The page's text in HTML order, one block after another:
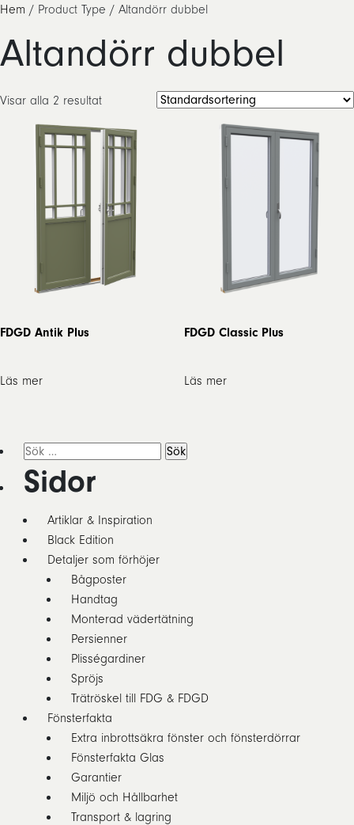
Hem / Product Type / Altandörr dubbel
Altandörr dubbel
Visar alla 2 resultat
FDGD Antik Plus
Läs mer
FDGD Classic Plus
Läs mer
Sök
efter:
Sidor
Artiklar & Inspiration
Black Edition
Detaljer som förhöjer
Bågposter
Handtag
Monterad vädertätning
Persienner
Plisségardiner
Spröjs
Trätröskel till FDG & FDGD
Fönsterfakta
Extra inbrottsäkra fönster och fönsterdörrar
Fönsterfakta Glas
Garantier
Miljö och Hållbarhet
Transport & lagring